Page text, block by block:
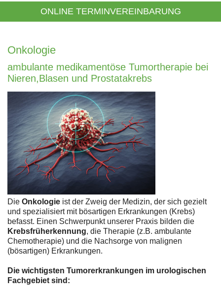
ONLINE TERMINVEREINBARUNG
Onkologie
ambulante medikamentöse Tumortherapie bei
Nieren,Blasen und Prostatakrebs
Die Onkologie ist der Zweig der Medizin, der sich gezielt
und spezialisiert mit bösartigen Erkrankungen (Krebs)
befasst. Einen Schwerpunkt unserer Praxis bilden die
Krebsfrüherkennung, die Therapie (z.B. ambulante
Chemotherapie) und die Nachsorge von malignen
(bösartigen) Erkrankungen.
Die wichtigsten Tumorerkrankungen im urologischen
Fachgebiet sind: